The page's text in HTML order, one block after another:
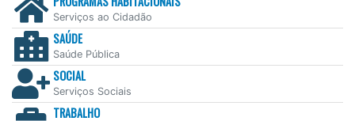
Serviços ao Cidadão
SAÚDE
Saúde Pública
SOCIAL
Serviços Sociais
TRABALHO